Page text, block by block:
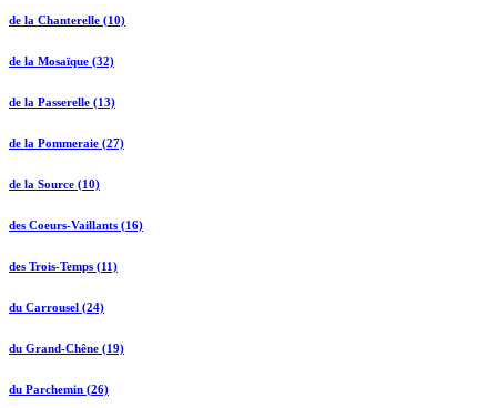
de la Chanterelle (10)
de la Mosaïque (32)
de la Passerelle (13)
de la Pommeraie (27)
de la Source (10)
des Coeurs-Vaillants (16)
des Trois-Temps (11)
du Carrousel (24)
du Grand-Chêne (19)
du Parchemin (26)